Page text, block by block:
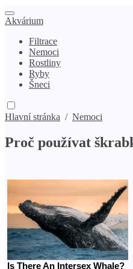
Akvárium
Filtrace
Nemoci
Rostliny
Ryby
Šneci
Hlavní stránka / Nemoci
Proč používat